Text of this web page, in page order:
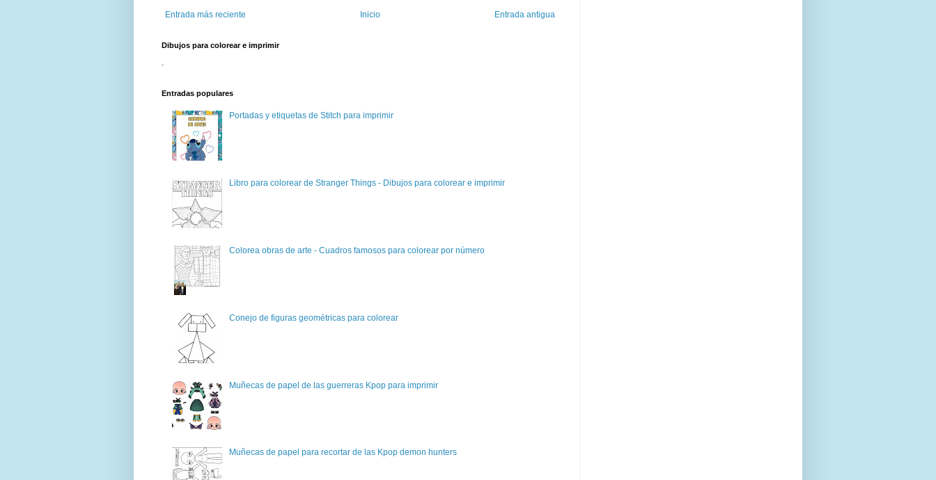
Entrada más reciente Entrada antigua
Inicio
Dibujos para colorear e imprimir
.
Entradas populares
Portadas y etiquetas de Stitch para imprimir
Libro para colorear de Stranger Things - Dibujos para colorear e imprimir
Colorea obras de arte - Cuadros famosos para colorear por número
Conejo de figuras geométricas para colorear
Muñecas de papel de las guerreras Kpop para imprimir
Muñecas de papel para recortar de las Kpop demon hunters